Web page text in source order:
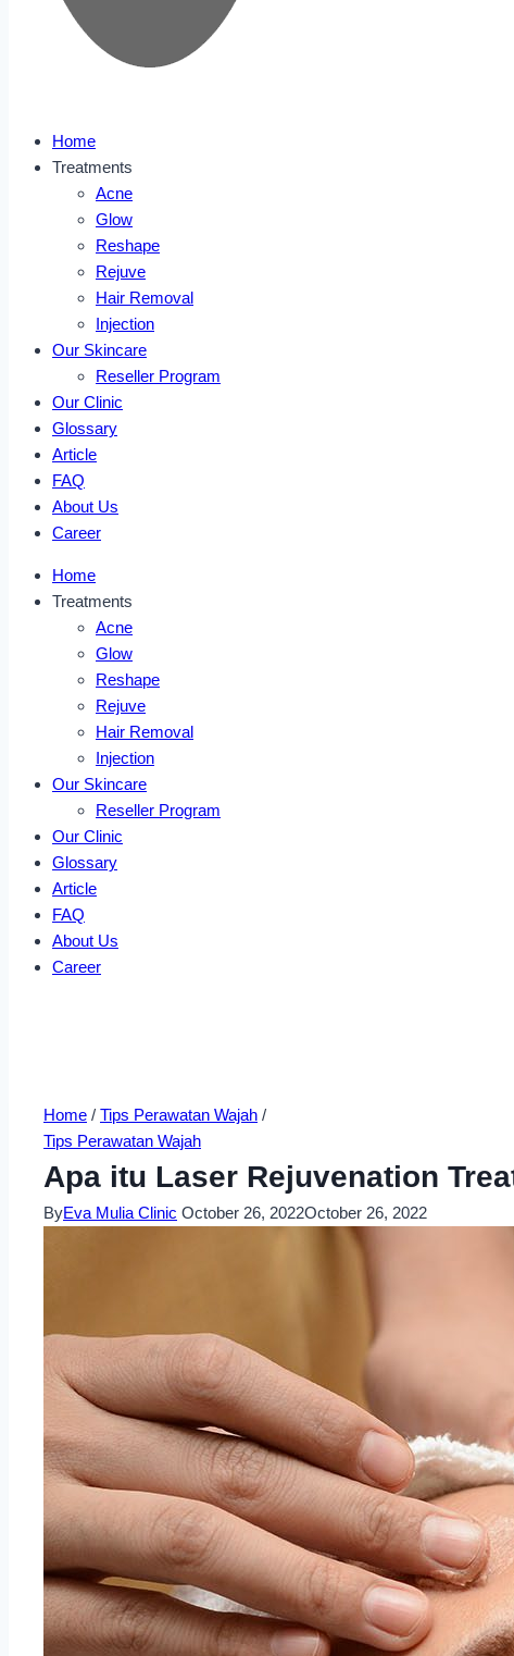
Home
Treatments
Acne
Glow
Reshape
Rejuve
Hair Removal
Injection
Our Skincare
Reseller Program
Our Clinic
Glossary
Article
FAQ
About Us
Career
Home
Treatments
Acne
Glow
Reshape
Rejuve
Hair Removal
Injection
Our Skincare
Reseller Program
Our Clinic
Glossary
Article
FAQ
About Us
Career
Home / Tips Perawatan Wajah /
Tips Perawatan Wajah
Apa itu Laser Rejuvenation
ByEva Mulia Clinic October 26, 2022October 26, 2022